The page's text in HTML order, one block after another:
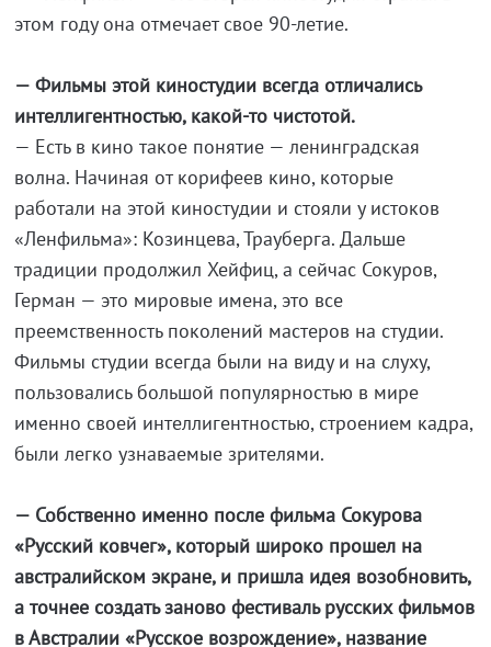
этом году она отмечает свое 90-летие.
— Фильмы этой киностудии всегда отличались
интеллигентностью, какой-то чистотой.
— Есть в кино такое понятие — ленинградская
волна. Начиная от корифеев кино, которые
работали на этой киностудии и стояли у истоков
«Ленфильма»: Козинцева, Трауберга. Дальше
традиции продолжил Хейфиц, а сейчас Сокуров,
Герман — это мировые имена, это все
преемственность поколений мастеров на студии.
Фильмы студии всегда были на виду и на слуху,
пользовались большой популярностью в мире
именно своей интеллигентностью, строением кадра,
были легко узнаваемые зрителями.
— Собственно именно после фильма Сокурова
«Русский ковчег», который широко прошел на
австралийском экране, и пришла идея возобновить,
а точнее создать заново фестиваль русских фильмов
в Австралии «Русское возрождение», название